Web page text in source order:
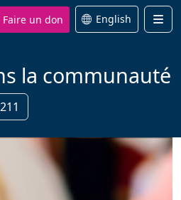
Faire un don English
la communauté